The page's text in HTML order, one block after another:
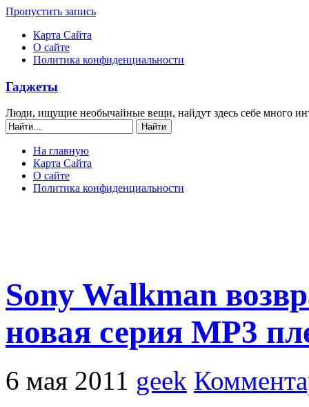
Пропустить запись
Карта Сайта
О сайте
Политика конфиденциальности
Гаджеты
Люди, ищущие необычайные вещи, найдут здесь себе много
На главную
Карта Сайта
О сайте
Политика конфиденциальности
Sony Walkman
новая серия MP3
6 мая 2011 geek